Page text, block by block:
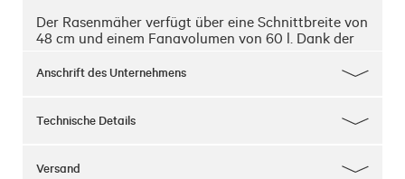
Der Rasenmäher verfügt über eine Schnittbreite von
48 cm und einem Fangvolumen von 60 l. Dank der
Schnitthöhenverstellung von 22 - 80 mm passt sich
Gewicht: 31 kg
Anschrift des Unternehmens
Technische Details
Versand